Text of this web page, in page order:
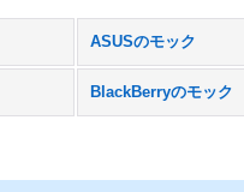
ASUSのモック
BlackBerryのモック